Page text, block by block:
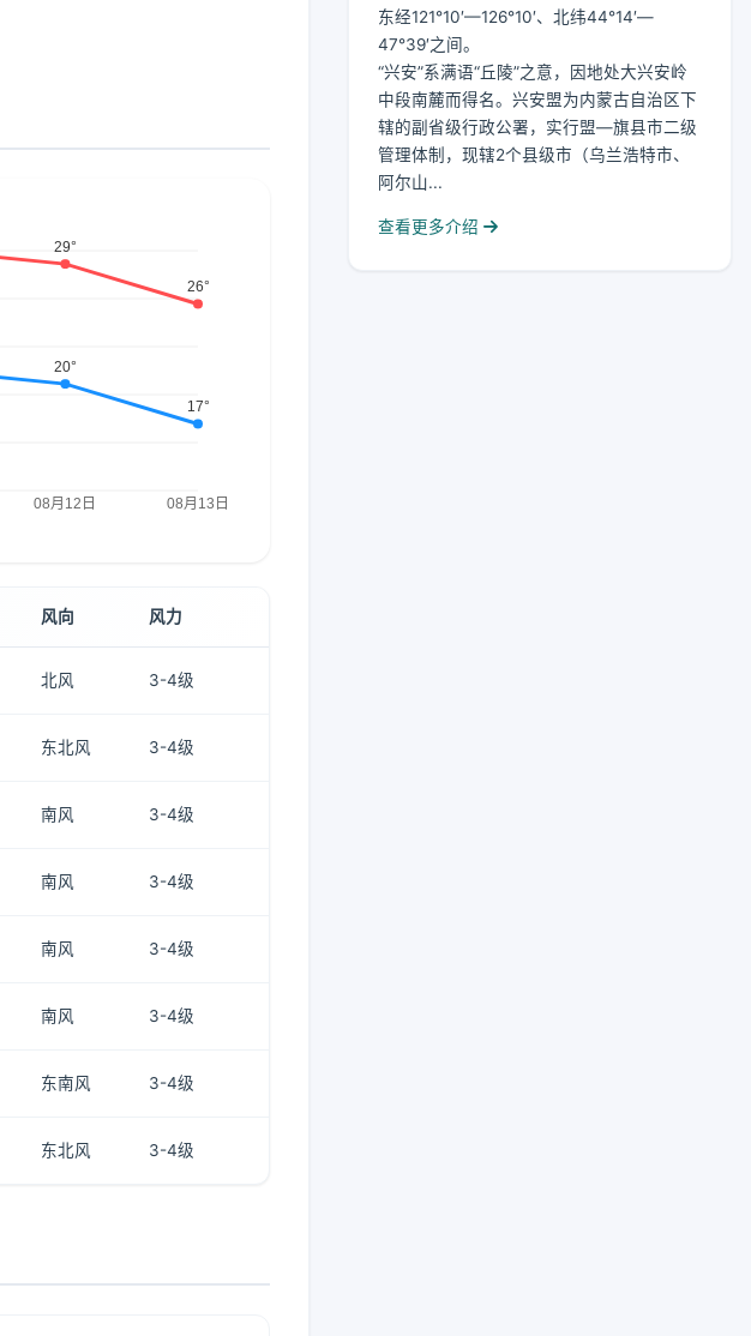
风向 风力
北风 3-4级
东北风 3-4级
南风 3-4级
南风 3-4级
南风 3-4级
南风 3-4级
东南风 3-4级
东北风 3-4级
东经121°10′—126°10′、北纬44°14′—
47°39′之间。
“兴安”系满语“丘陵”之意，因地处大兴安岭
中段南麓而得名。兴安盟为内蒙古自治区下
辖的副省级行政公署，实行盟—旗县市二级
管理体制，现辖2个县级市（乌兰浩特市、
阿尔山...
查看更多介绍